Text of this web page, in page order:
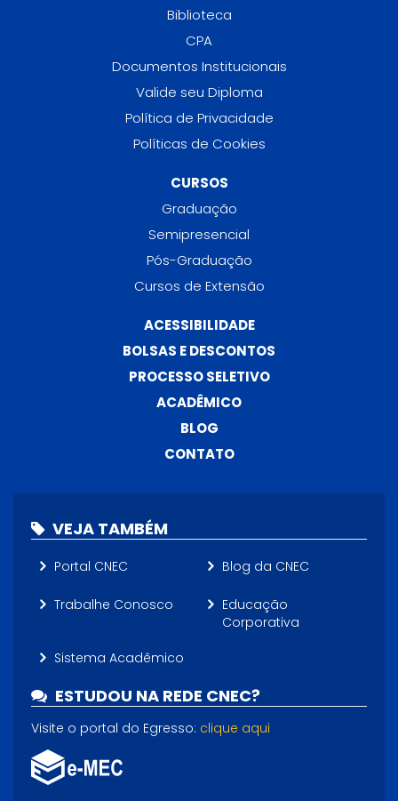
Biblioteca
CPA
Documentos Institucionais
Valide seu Diploma
Política de Privacidade
Políticas de Cookies
CURSOS
Graduação
Semipresencial
Pós-Graduação
Cursos de Extensão
ACESSIBILIDADE
BOLSAS E DESCONTOS
PROCESSO SELETIVO
ACADÊMICO
BLOG
CONTATO
VEJA TAMBÉM
Portal CNEC Blog da CNEC
Trabalhe Conosco
Educação
Corporativa
Sistema Acadêmico
ESTUDOU NA REDE CNEC?
Visite o portal do Egresso: clique aqui